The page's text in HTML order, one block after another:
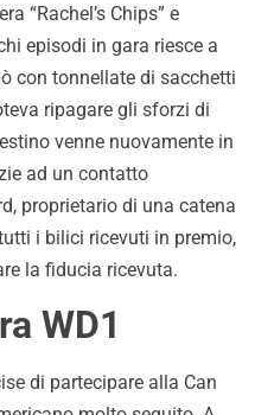
“Rachel’s Chips” e
episodi in gara riesce a
con tonnellate di sacchetti
ripagare gli sforzi di
venne nuovamente in
ad un contatto
proprietario di una catena
i bilici ricevuti in premio,
la fiducia ricevuta.
WD1
di partecipare alla Can